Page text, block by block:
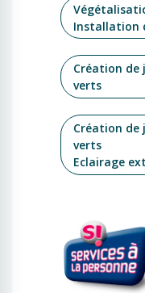
Installation
Création de
verts
Création de
verts
Eclairage